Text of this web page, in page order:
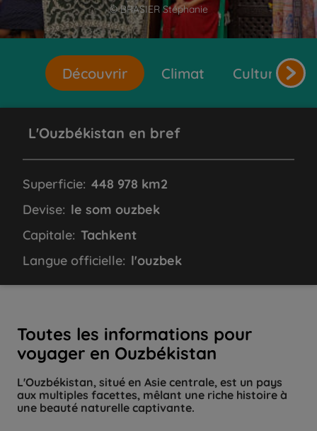
© BRASIER Stéphanie
Découvrir Climat Cultures et
Toutes les informations pour
voyager en Ouzbékistan
L'Ouzbékistan, situé en Asie centrale, est un pays
aux multiples facettes, mêlant une riche histoire à
une beauté naturelle captivante.
L'Ouzbékistan en bref
Superficie: 448 978 km2
Devise: le som ouzbek
Capitale: Tachkent
Langue officielle: l'ouzbek